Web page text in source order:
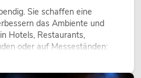
Sie schaffen eine
das Ambiente und
Hotels, Restaurants,
oder auf Messeständen:
gehört heute längst zum